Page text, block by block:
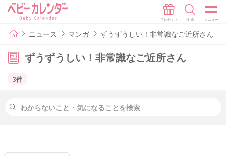
ニュース マンガ ずうずうしい！非常識なご近所さん
ずうずうしい！非常識なご近所さん
3件